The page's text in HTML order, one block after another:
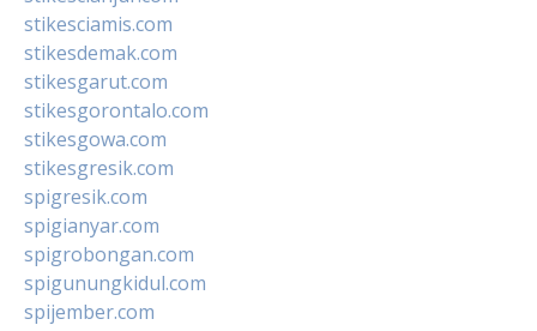
stikesciamis.com
stikesdemak.com
stikesgarut.com
stikesgorontalo.com
stikesgowa.com
stikesgresik.com
spigresik.com
spigianyar.com
spigrobongan.com
spigunungkidul.com
spijember.com